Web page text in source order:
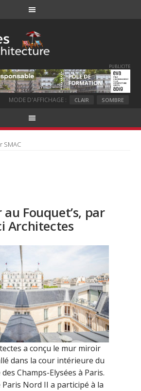
PUBLICITE
MODE D'AFFICHAGE : CLAIR SOMBRE
SMAC
Fouquet’s, par
Architectes
a conçu le mur miroir
dans la cour intérieure du
Champs-Elysées à Paris.
Paris Nord II a participé à la